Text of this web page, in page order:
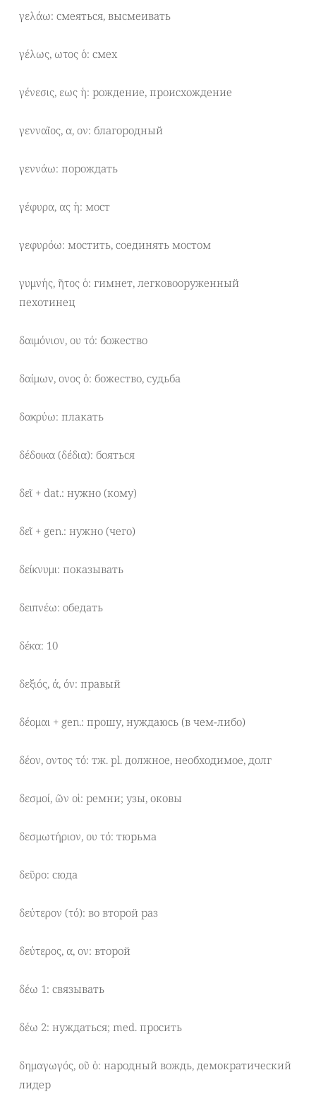
γελάω: смеяться, высмеивать
γέλως, ωτος ὁ: смех
γένεσις, εως ἡ: рождение, происхождение
γενναῖος, α, ον: благородный
γεννάω: порождать
γέφυρα, ας ἡ: мост
γεφυρόω: мостить, соединять мостом
γυμνής, ῆτος ὁ: гимнет, легковооруженный
пехотинец
δαιμόνιον, ου τό: божество
δαίμων, ονος ὁ: божество, судьба
δακρύω: плакать
δέδοικα (δέδια): бояться
δεῖ + dat.: нужно (кому)
δεῖ + gen.: нужно (чего)
δείκνυμι: показывать
δειπνέω: обедать
δέκα: 10
δεξιός, ά, όν: правый
δέομαι + gen.: прошу, нуждаюсь (в чем-либо)
δέον, οντος τό: тж. pl. должное, необходимое, долг
δεσμοί, ῶν οἱ: ремни; узы, оковы
δεσμωτήριον, ου τό: тюрьма
δεῦρο: сюда
δεύτερον (τό): во второй раз
δεύτερος, α, ον: второй
δέω 1: связывать
δέω 2: нуждаться; med. просить
δημαγωγός, οῦ ὁ: народный вождь, демократический
лидер